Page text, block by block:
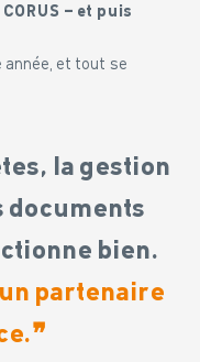
– et puis
année, et tout se
la gestion
documents
bien.
partenaire
❞